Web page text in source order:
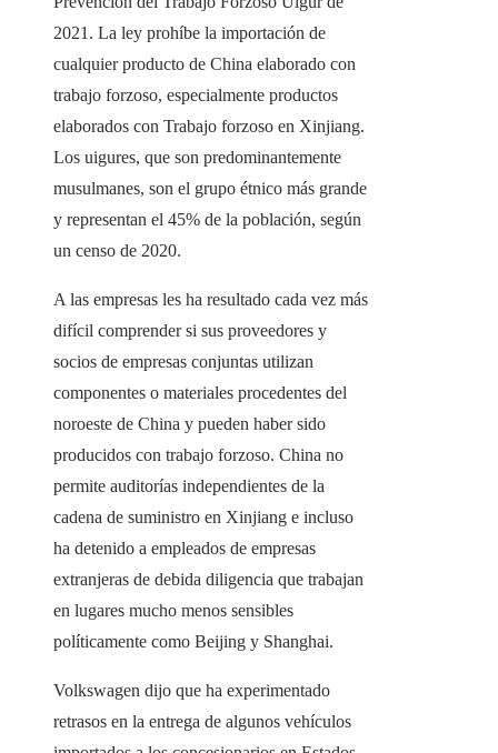
2021. La ley prohíbe la importación de
cualquier producto de China elaborado con
trabajo forzoso, especialmente productos
elaborados con Trabajo forzoso en Xinjiang.
Los uigures, que son predominantemente
musulmanes, son el grupo étnico más grande
y representan el 45% de la población, según
un censo de 2020.
A las empresas les ha resultado cada vez más
difícil comprender si sus proveedores y
socios de empresas conjuntas utilizan
componentes o materiales procedentes del
noroeste de China y pueden haber sido
producidos con trabajo forzoso. China no
permite auditorías independientes de la
cadena de suministro en Xinjiang e incluso
ha detenido a empleados de empresas
extranjeras de debida diligencia que trabajan
en lugares mucho menos sensibles
políticamente como Beijing y Shanghai.
Volkswagen dijo que ha experimentado
retrasos en la entrega de algunos vehículos